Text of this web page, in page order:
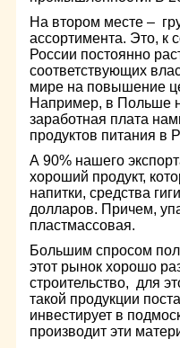
На втором месте –
ассортимента. Это, к
России постоянно
соответствующих
мире на повышение
Например, в Польше
заработная плата
продуктов питания в
А 90% нашего
хороший продукт,
напитки, средства
долларов. Причем,
пластмассовая.
Большим спросом
этот рынок хорошо
строительство, для
такой продукции
инвестирует в
производит эти